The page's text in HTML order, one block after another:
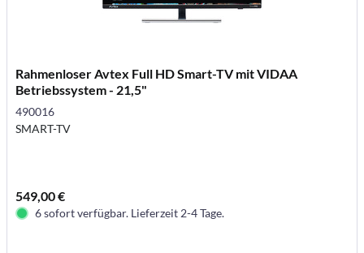
Rahmenloser Avtex Full HD Smart-TV mit VIDAA
Betriebssystem - 21,5"
490016
SMART-TV
549,00 €
6 sofort verfügbar. Lieferzeit 2-4 Tage.